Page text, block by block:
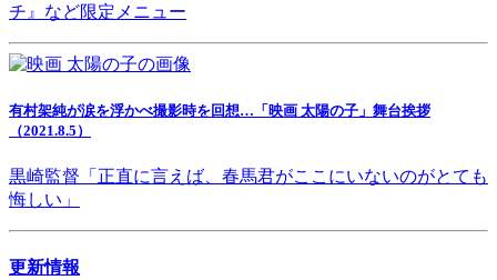
チ』など限定メニュー
有村架純が涙を浮かべ撮影時を回想…「映画 太陽の子」舞台挨拶
（2021.8.5）
黒崎監督「正直に言えば、春馬君がここにいないのがとても
悔しい」
更新情報